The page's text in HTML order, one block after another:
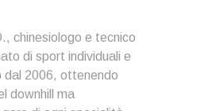
chinesiologo e tecnico
di sport individuali e
dal 2006, ottenendo
downhill ma